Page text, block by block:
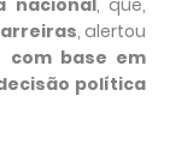
nacional, que,
, alertou
com base em
política